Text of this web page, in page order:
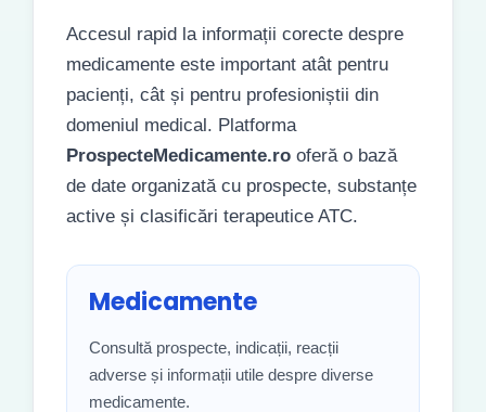
Accesul rapid la informații corecte despre
medicamente este important atât pentru
pacienți, cât și pentru profesioniștii din
domeniul medical. Platforma
ProspecteMedicamente.ro oferă o bază
de date organizată cu prospecte, substanțe
active și clasificări terapeutice ATC.
Medicamente
Consultă prospecte, indicații, reacții
adverse și informații utile despre diverse
medicamente.